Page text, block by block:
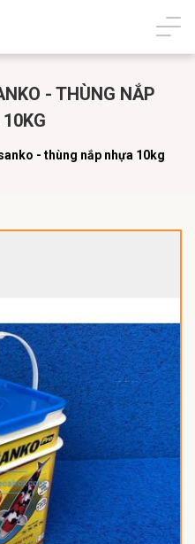
- THÙNG NẮP
- thùng nắp nhựa 10kg